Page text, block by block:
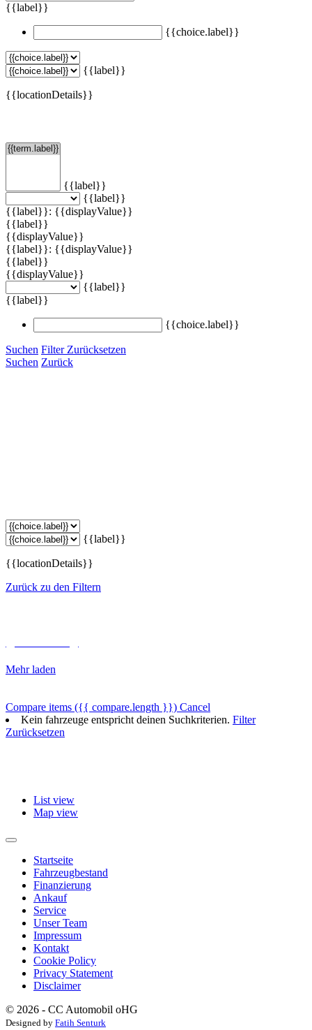
{{label}}
{{choice.label}}
{{label}}
{{locationDetails}}
{{label}}
{{label}}
{{label}}: {{displayValue}}
{{label}}
{{displayValue}}
{{label}}: {{displayValue}}
{{label}}
{{displayValue}}
{{label}}
{{label}}
{{choice.label}}
Suchen Filter Zurücksetzen
Suchen Zurück
{{label}}
{{locationDetails}}
Zurück zu den Filtern
Mehr laden
Compare items ({{ compare.length }}) Cancel
Kein fahrzeuge entspricht deinen Suchkriterien. Filter
Zurücksetzen
List view
Map view
Startseite
Fahrzeugbestand
Finanzierung
Ankauf
Service
Unser Team
Impressum
Kontakt
Cookie Policy
Privacy Statement
Disclaimer
© 2026 - CC Automobil oHG
Designed by Fatih Senturk